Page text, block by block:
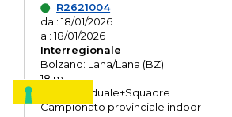
R2621004
dal: 18/01/2026
al: 18/01/2026
Interregionale
Bolzano: Lana/Lana (BZ)
18 m
O.R. Individuale+Squadre
Campionato provinciale indoor